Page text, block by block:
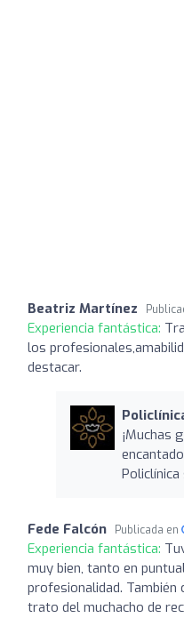
Beatriz Martínez
Experiencia fantástica:
los
destacar.
¡Muchas
Fede Falcón Publicada en
Experiencia fantástica:
muy bien, tanto en
profesionalidad. También
trato del muchacho de